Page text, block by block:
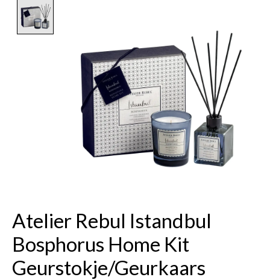
Atelier Rebul Istandbul
Bosphorus Home Kit
Geurstokje/Geurkaars